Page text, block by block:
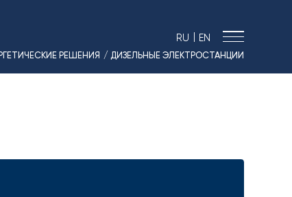
RU | EN
РЕШЕНИЯ / ДИЗЕЛЬНЫЕ ЭЛЕКТРОСТАНЦИИ
› ПРОЕКТИРОВАНИЕ